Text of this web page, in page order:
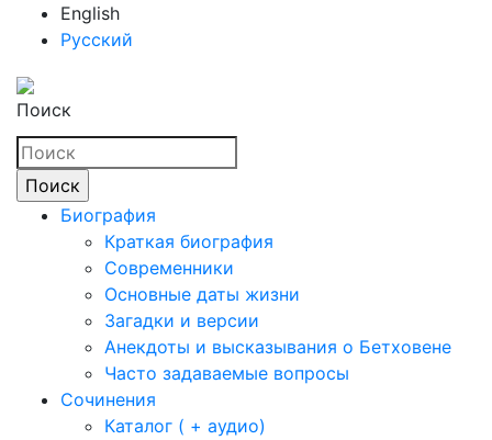
English
Русский
Поиск
Биография
Краткая биография
Современники
Основные даты жизни
Загадки и версии
Анекдоты и высказывания о Бетховене
Часто задаваемые вопросы
Сочинения
Каталог ( + аудио)